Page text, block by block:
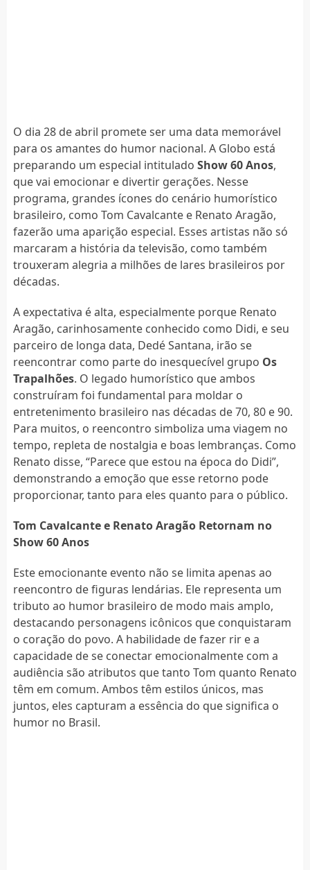
O dia 28 de abril promete ser uma data memorável
para os amantes do humor nacional. A Globo está
preparando um especial intitulado Show 60 Anos,
que vai emocionar e divertir gerações. Nesse
programa, grandes ícones do cenário humorístico
brasileiro, como Tom Cavalcante e Renato Aragão,
fazerão uma aparição especial. Esses artistas não só
marcaram a história da televisão, como também
trouxeram alegria a milhões de lares brasileiros por
décadas.
A expectativa é alta, especialmente porque Renato
Aragão, carinhosamente conhecido como Didi, e seu
parceiro de longa data, Dedé Santana, irão se
reencontrar como parte do inesquecível grupo Os
Trapalhões. O legado humorístico que ambos
construíram foi fundamental para moldar o
entretenimento brasileiro nas décadas de 70, 80 e 90.
Para muitos, o reencontro simboliza uma viagem no
tempo, repleta de nostalgia e boas lembranças. Como
Renato disse, “Parece que estou na época do Didi”,
demonstrando a emoção que esse retorno pode
proporcionar, tanto para eles quanto para o público.
Tom Cavalcante e Renato Aragão Retornam no
Show 60 Anos
Este emocionante evento não se limita apenas ao
reencontro de figuras lendárias. Ele representa um
tributo ao humor brasileiro de modo mais amplo,
destacando personagens icônicos que conquistaram
o coração do povo. A habilidade de fazer rir e a
capacidade de se conectar emocionalmente com a
audiência são atributos que tanto Tom quanto Renato
têm em comum. Ambos têm estilos únicos, mas
juntos, eles capturam a essência do que significa o
humor no Brasil.